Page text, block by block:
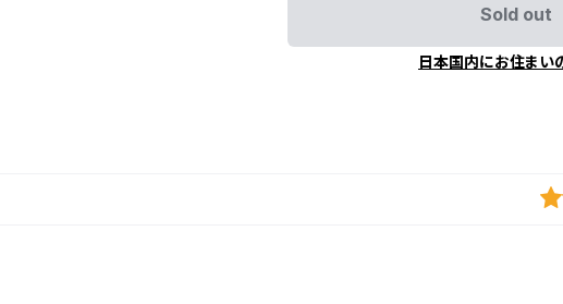
Sold out
日本国内にお住まい